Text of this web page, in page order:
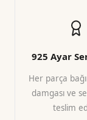
925 Ayar
Her parça
damgası ve
teslim